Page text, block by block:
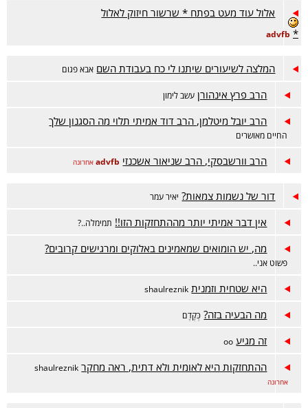
אלול עוד מעט בפתח * שרשור חיזוק לאלול
*
advfb
המלצה לשיעורים שיתנו לי כח בעבודת השם אבא פגום
הרב פרץ אינהורן עשב לימון
הרב יובל מיטלמן, הרב דוד אמיתי תלוי מה הסגנון שלך
החיים מאושרים
הרב וורשבסקי, הרב שניאור אשכנזי advfb אחרונה
דור של נשמות צמאות? יאיר עמר
אין דבר אמיתי יותר מההתחזקות הזו!! תמימלה..?
מה, יש הומואים שמאמינים באלוקים ומרגישים קרובים?
פשוט אני..
היא שטחית וזמנית shaulreznik
מה הבעיה בזה? כְּקֶדֶם
זה מגיע oo
ההתחזקות היא לאומית ולא דתית, ראה מחקר shaulreznik
אחרונה